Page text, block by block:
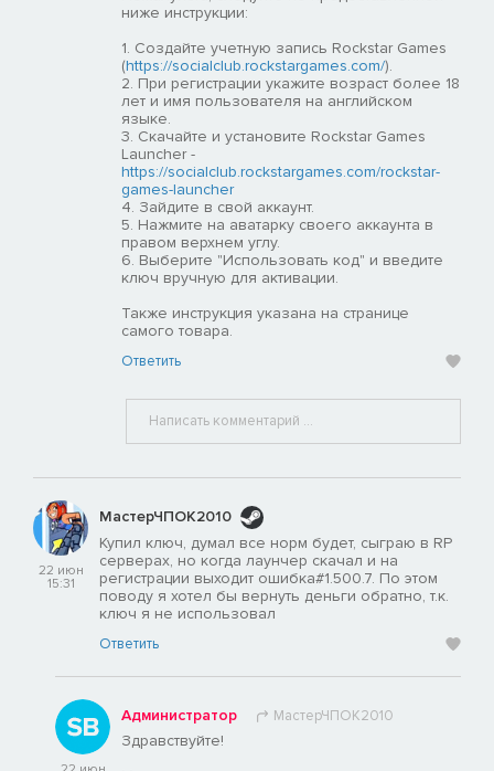
ниже инструкции:
1. Создайте учетную запись Rockstar Games
(https://socialclub.rockstargames.com/).
2. При регистрации укажите возраст более 18
лет и имя пользователя на английском
языке.
3. Скачайте и установите Rockstar Games
Launcher -
https://socialclub.rockstargames.com/rockstar-
games-launcher
4. Зайдите в свой аккаунт.
5. Нажмите на аватарку своего аккаунта в
правом верхнем углу.
6. Выберите "Использовать код" и введите
ключ вручную для активации.
Также инструкция указана на странице
самого товара.
Ответить
22 июн
15:31
МастерЧПОК2010
Купил ключ, думал все норм будет, сыграю в RP
серверах, но когда лаунчер скачал и на
регистрации выходит ошибка#1.500.7. По этом
поводу я хотел бы вернуть деньги обратно, т.к.
ключ я не использовал
Ответить
Администратор МастерЧПОК2010
Здравствуйте!